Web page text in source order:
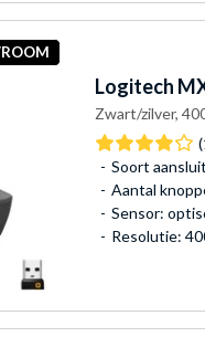
Logitech
Zwart/zilver,
Soort
Aantal
Sensor:
Resolutie: